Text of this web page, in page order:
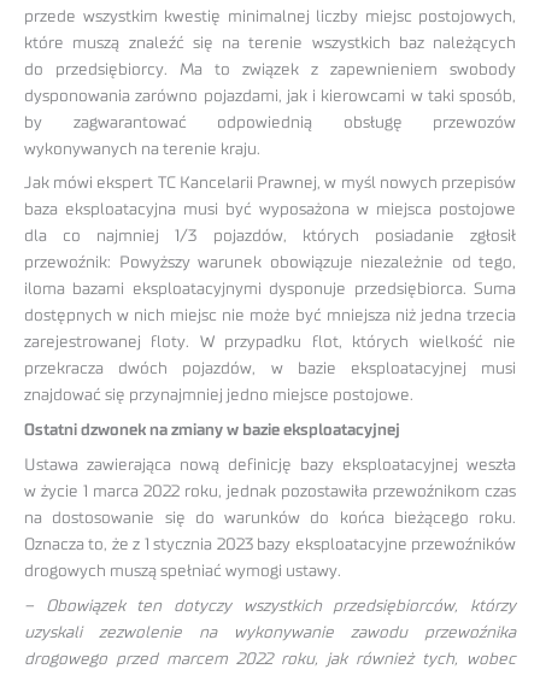
przede wszystkim kwestię minimalnej liczby miejsc postojowych,
które muszą znaleźć się na terenie wszystkich baz należących
do przedsiębiorcy. Ma to związek z zapewnieniem swobody
dysponowania zarówno pojazdami, jak i kierowcami w taki sposób,
by zagwarantować odpowiednią obsługę przewozów
wykonywanych na terenie kraju.
Jak mówi ekspert TC Kancelarii Prawnej, w myśl nowych przepisów
baza eksploatacyjna musi być wyposażona w miejsca postojowe
dla co najmniej 1/3 pojazdów, których posiadanie zgłosił
przewoźnik: Powyższy warunek obowiązuje niezależnie od tego,
iloma bazami eksploatacyjnymi dysponuje przedsiębiorca. Suma
dostępnych w nich miejsc nie może być mniejsza niż jedna trzecia
zarejestrowanej floty. W przypadku flot, których wielkość nie
przekracza dwóch pojazdów, w bazie eksploatacyjnej musi
znajdować się przynajmniej jedno miejsce postojowe.
Ostatni dzwonek na zmiany w bazie eksploatacyjnej
Ustawa zawierająca nową definicję bazy eksploatacyjnej weszła
w życie 1 marca 2022 roku, jednak pozostawiła przewoźnikom czas
na dostosowanie się do warunków do końca bieżącego roku.
Oznacza to, że z 1 stycznia 2023 bazy eksploatacyjne przewoźników
drogowych muszą spełniać wymogi ustawy.
– Obowiązek ten dotyczy wszystkich przedsiębiorców, którzy
uzyskali zezwolenie na wykonywanie zawodu przewoźnika
drogowego przed marcem 2022 roku, jak również tych, wobec